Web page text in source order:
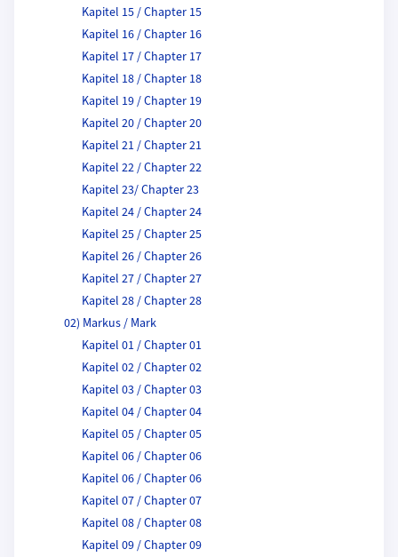
Kapitel 15 / Chapter 15
Kapitel 16 / Chapter 16
Kapitel 17 / Chapter 17
Kapitel 18 / Chapter 18
Kapitel 19 / Chapter 19
Kapitel 20 / Chapter 20
Kapitel 21 / Chapter 21
Kapitel 22 / Chapter 22
Kapitel 23/ Chapter 23
Kapitel 24 / Chapter 24
Kapitel 25 / Chapter 25
Kapitel 26 / Chapter 26
Kapitel 27 / Chapter 27
Kapitel 28 / Chapter 28
02) Markus / Mark
Kapitel 01 / Chapter 01
Kapitel 02 / Chapter 02
Kapitel 03 / Chapter 03
Kapitel 04 / Chapter 04
Kapitel 05 / Chapter 05
Kapitel 06 / Chapter 06
Kapitel 06 / Chapter 06
Kapitel 07 / Chapter 07
Kapitel 08 / Chapter 08
Kapitel 09 / Chapter 09